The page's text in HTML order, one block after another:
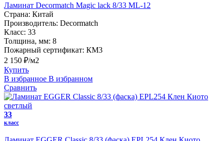
Ламинат Decormatch Magic lack 8/33 ML-12
Страна: Китай
Производитель: Decormatch
Класс: 33
Толщина, мм: 8
Пожарный сертификат: КМ3
2 150 ₽/м2
Купить
В избранное В избранном
Сравнить
33
класс